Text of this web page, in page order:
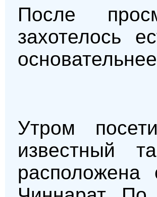
После
захотелось
Утром
известный
расположена